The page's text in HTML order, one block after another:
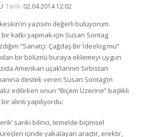
Tarih: 02.04.2014 12:02
yazısını değerli buluyorum.
bir katkı yapmak için Susan Sontag
“Sanatçı: Çağdaş Bir İdeolog mu”
bir bölümü buraya eklemeyi uygun
Amerikan uçaklarının Sırbistan
destek veren Susan Sontag’ın
edilirken onun “Biçem Üzerine” başlıklı
alıntı yapılıyordu:
sanki bilinci, temelde biçimsel
içinde yakalayan araçtır, erektir,